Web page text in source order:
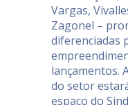
Vargas,
Zagonel –
diferenciadas
lançamentos.
do setor
espaço do